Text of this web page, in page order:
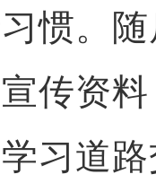
惯。
传资
习道